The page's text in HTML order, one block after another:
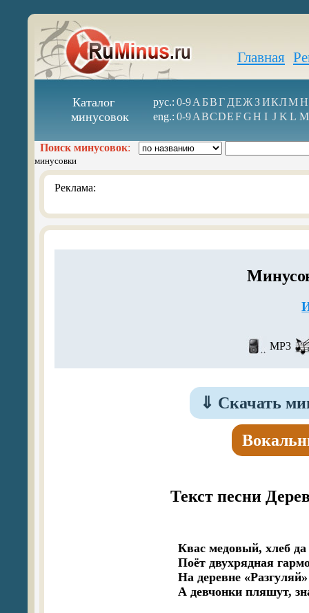
Главная
Каталог
минусовок
рус.: 0-9А БВГ ДЕЖ З ИКЛМН
eng.: 0-9ABCDEFGH I J K L M
Поиск минусовок:
минусовки
Реклама:
MP3
⇓ Скачать
Текст песни
Квас медовый, хлеб да
Поёт двухрядная
На деревне
А девчонки пляшут,